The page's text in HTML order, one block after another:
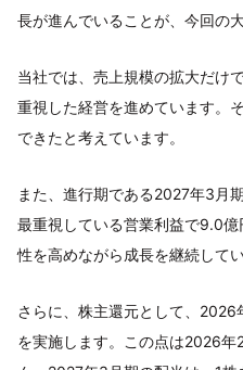
長が進んでいることが、今回の
当社では、売上規模の拡大だけ
重視した経営を進めています。
できたと考えています。
また、進行期である2027年3月
最重視している営業利益で9.0
性を高めながら成長を継続して
さらに、株主還元として、
を実施します。この点は2026